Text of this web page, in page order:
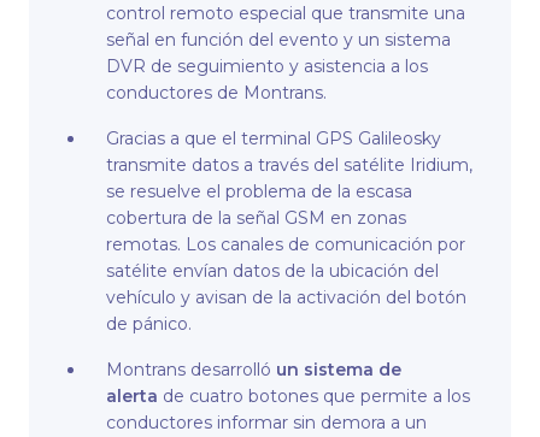
control remoto especial que transmite una
señal en función del evento y un sistema
DVR de seguimiento y asistencia a los
conductores de Montrans.
Gracias a que el terminal GPS Galileosky
transmite datos a través del satélite Iridium,
se resuelve el problema de la escasa
cobertura de la señal GSM en zonas
remotas. Los canales de comunicación por
satélite envían datos de la ubicación del
vehículo y avisan de la activación del botón
de pánico.
Montrans desarrolló un sistema de
alerta de cuatro botones que permite a los
conductores informar sin demora a un